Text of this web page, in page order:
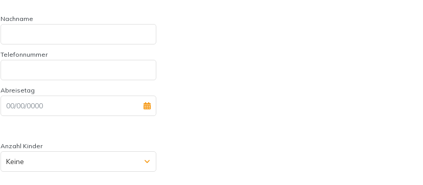
Nachname
Telefonnummer
Abreisetag
Anzahl Kinder